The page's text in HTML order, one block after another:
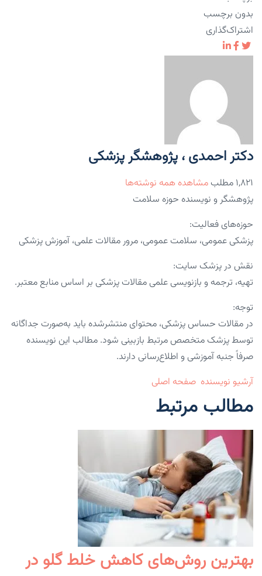
بدون برچسب
اشتراک‌گذاری
دکتر احمدی ، پژوهشگر پزشکی
۱,۸۲۱ مطلب
مشاهده همه نوشته‌ها
پژوهشگر و نویسنده حوزه سلامت
حوزه‌های فعالیت:
پزشکی عمومی، سلامت عمومی، مرور مقالات علمی، آموزش پزشکی
نقش در پزشک سایت:
تهیه، ترجمه و بازنویسی علمی مقالات پزشکی بر اساس منابع معتبر.
توجه:
در مقالات حساس پزشکی، محتوای منتشرشده باید به‌صورت جداگانه
توسط پزشک متخصص مرتبط بازبینی شود. مطالب این نویسنده
صرفاً جنبه آموزشی و اطلاع‌رسانی دارند.
آرشیو نویسنده صفحه اصلی
مطالب مرتبط
بهترین روش‌های کاهش خلط گلو در